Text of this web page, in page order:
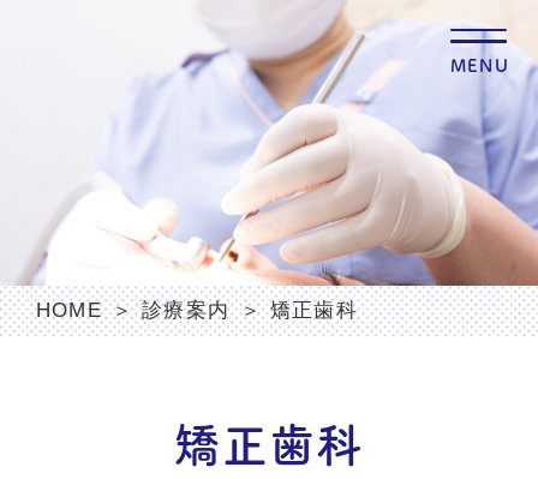
MENU
HOME 診療案内 矯正歯科
矯正歯科